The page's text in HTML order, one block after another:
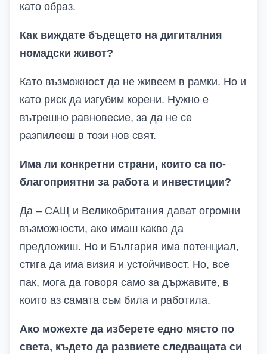
като образ.
Как виждате бъдещето на дигиталния
номадски живот?
Като възможност да не живеем в рамки. Но и
като риск да изгубим корени. Нужно е
вътрешно равновесие, за да не се
разпилееш в този нов свят.
Има ли конкретни страни, които са по-
благоприятни за работа и инвестиции?
Да – САЩ и Великобритания дават огромни
възможности, ако имаш какво да
предложиш. Но и България има потенциал,
стига да има визия и устойчивост. Но, все
пак, мога да говоря само за държавите, в
които аз самата съм била и работила.
Ако можехте да изберете едно място по
света, където да развиете следващата си